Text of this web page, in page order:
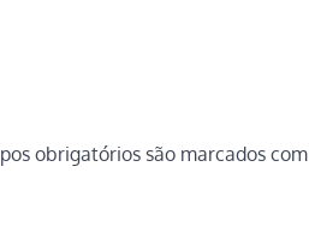
obrigatórios são marcados com